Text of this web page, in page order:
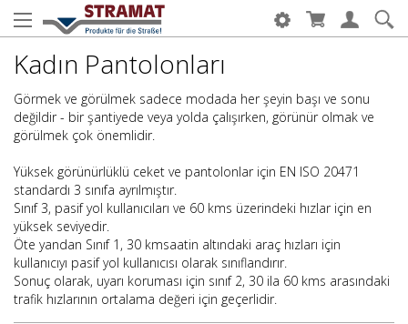
Kadın Pantolonları
Görmek ve görülmek sadece modada her şeyin başı ve sonu
değildir - bir şantiyede veya yolda çalışırken, görünür olmak ve
görülmek çok önemlidir.
Yüksek görünürlüklü ceket ve pantolonlar için EN ISO 20471
standardı 3 sınıfa ayrılmıştır.
Sınıf 3, pasif yol kullanıcıları ve 60 kms üzerindeki hızlar için en
yüksek seviyedir.
Öte yandan Sınıf 1, 30 kmsaatin altındaki araç hızları için
kullanıcıyı pasif yol kullanıcısı olarak sınıflandırır.
Sonuç olarak, uyarı koruması için sınıf 2, 30 ila 60 kms arasındaki
trafik hızlarının ortalama değeri için geçerlidir.